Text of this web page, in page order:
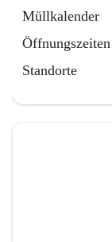
Müllkalender
Öffnungszeiten
Standorte